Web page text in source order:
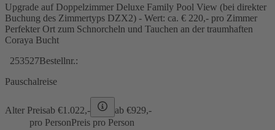
Upgrade auf Doppelzimmer Deluxe Family Pool View (bei direkter
Buchung des Zimmertyps DZX2) - Wert: ca. € 220,- pro Zimmer
Perfekter Ort zum Schnorcheln und Tauchen an der traumhaften
Coraya Bucht
253527Bestellnr.:
Pauschalreise
Alter Preisab €1.022,- ab €929,-
pro PersonPreis pro Person